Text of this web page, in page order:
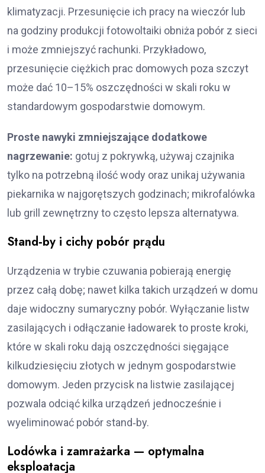
klimatyzacji. Przesunięcie ich pracy na wieczór lub
na godziny produkcji fotowoltaiki obniża pobór z sieci
i może zmniejszyć rachunki. Przykładowo,
przesunięcie ciężkich prac domowych poza szczyt
może dać 10–15% oszczędności w skali roku w
standardowym gospodarstwie domowym.
Proste nawyki zmniejszające dodatkowe
nagrzewanie: gotuj z pokrywką, używaj czajnika
tylko na potrzebną ilość wody oraz unikaj używania
piekarnika w najgorętszych godzinach; mikrofalówka
lub grill zewnętrzny to często lepsza alternatywa.
Stand‑by i cichy pobór prądu
Urządzenia w trybie czuwania pobierają energię
przez całą dobę; nawet kilka takich urządzeń w domu
daje widoczny sumaryczny pobór. Wyłączanie listw
zasilających i odłączanie ładowarek to proste kroki,
które w skali roku dają oszczędności sięgające
kilkudziesięciu złotych w jednym gospodarstwie
domowym. Jeden przycisk na listwie zasilającej
pozwala odciąć kilka urządzeń jednocześnie i
wyeliminować pobór stand‑by.
Lodówka i zamrażarka — optymalna
eksploatacja